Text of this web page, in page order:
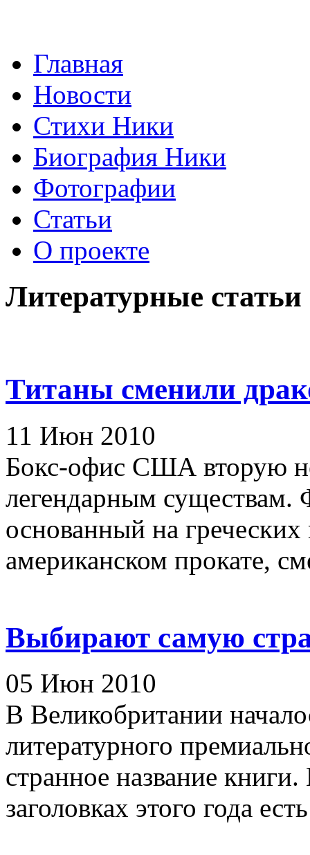
Главная
Новости
Стихи Ники
Биография Ники
Фотографии
Статьи
О проекте
Литературные статьи
Титаны сменили
11 Июн 2010
Бокс-офис США вторую
легендарным существам.
основанный на
американском прокате,
Выбирают самую
05 Июн 2010
В Великобритании
литературного
странное название
заголовках этого года